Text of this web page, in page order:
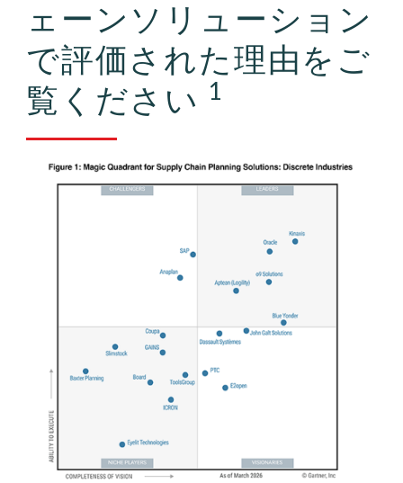
ェーンソリューション
で評価された理由をご
覧ください 1
画像